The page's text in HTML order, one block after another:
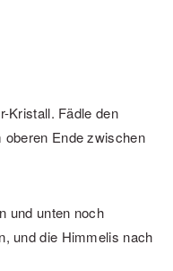
Kristall. Fädle den
Ende zwischen
und unten noch
und die Himmelis nach